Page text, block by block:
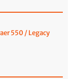
550 / Legacy